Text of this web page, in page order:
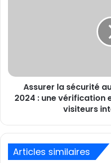
:
vérification
l'identité
visiteurs
internationaux
Assurer la sécurité
2024 : une vérification
visiteurs
Articles similaires